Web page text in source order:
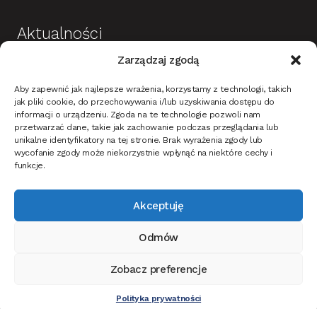
Zarządzaj zgodą
Aby zapewnić jak najlepsze wrażenia, korzystamy z technologii, takich
jak pliki cookie, do przechowywania i/lub uzyskiwania dostępu do
informacji o urządzeniu. Zgoda na te technologie pozwoli nam
przetwarzać dane, takie jak zachowanie podczas przeglądania lub
unikalne identyfikatory na tej stronie. Brak wyrażenia zgody lub
wycofanie zgody może niekorzystnie wpłynąć na niektóre cechy i
funkcje.
Akceptuję
Odmów
Zobacz preferencje
Polityka prywatności
Aktualności
Budowa i wykończenie domu jako dobra
inwestycja
Mieszkanie w stylu nowoczesnym – na co
zwrócić uwagę?
Oświetlenie ciemnych ścian i tapet w korytarzu –
Jak oświetlić dom i ogród na Święta Bożego
narodzenia?
Ta strona korzysta z ciasteczek, aby świadczyć usługi na najwyższym
użycie. Zgoda